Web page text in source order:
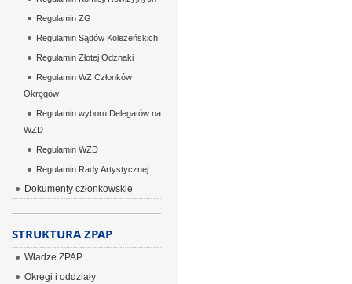
Regulamin ZG
Regulamin Sądów Koleżeńskich
Regulamin Złotej Odznaki
Regulamin WZ Członków
Okręgów
Regulamin wyboru Delegatów na
WZD
Regulamin WZD
Regulamin Rady Artystycznej
Dokumenty członkowskie
STRUKTURA ZPAP
Władze ZPAP
Okręgi i oddziały